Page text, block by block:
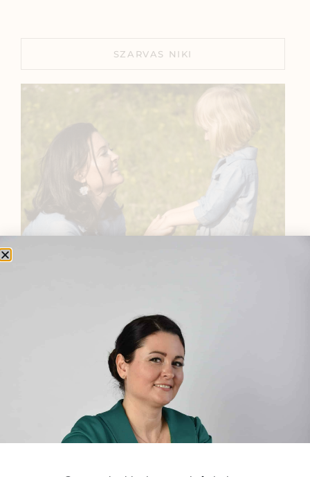
SZARVAS NIKI
Küldetésem a gyógynövények hatékony
alkalmazásának oktatása, a gyermekek, a nők és a
férfiak egészségének megőrzése és helyreállítása.
HÍRLEVÉL